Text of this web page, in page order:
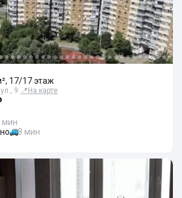
17/17 этаж
9 📍 На карте
мин
8 мин